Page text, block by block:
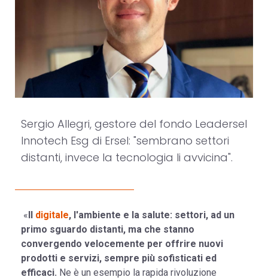
Sergio Allegri, gestore del fondo Leadersel
Innotech Esg di Ersel: "sembrano settori
distanti, invece la tecnologia li avvicina".
«Il digitale, l'ambiente e la salute: settori, ad un
primo sguardo distanti, ma che stanno
convergendo velocemente per offrire nuovi
prodotti e servizi, sempre più sofisticati ed
efficaci. Ne è un esempio la rapida rivoluzione